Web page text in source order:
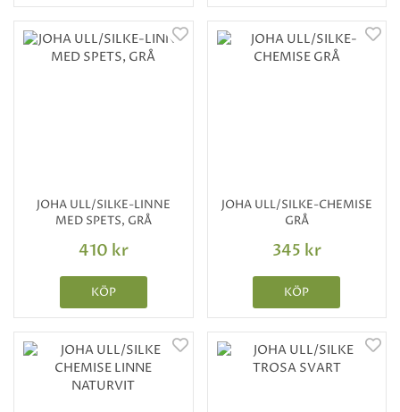
JOHA ULL/SILKE-LINNE
MED SPETS, GRÅ
410 kr
KÖP
JOHA ULL/SILKE-CHEMISE
GRÅ
345 kr
KÖP